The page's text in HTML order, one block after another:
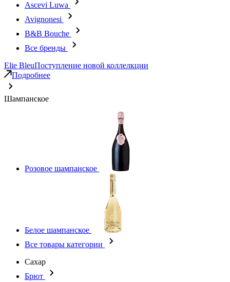
Ascevi Luwa
Avignonesi
B&B Bouche
Все бренды
Elie BleuПоступление новой коллелкции
Подробнее
Шампанское
Розовое шампанское
Белое шампанское
Все товары категории
Сахар
Брют